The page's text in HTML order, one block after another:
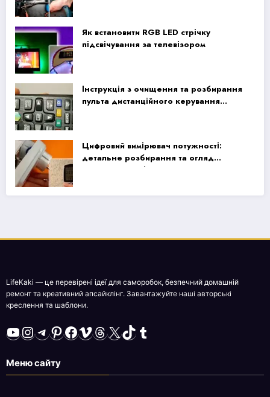
Як встановити RGB LED стрічку
підсвічування за телевізором
Інструкція з очищення та розбирання
пульта дистанційного керування
Цифровий вимірювач потужності:
детальне розбирання та огляд
продуктивності
LifeKaki — це перевірені ідеї для саморобок, безпечний домашній
ремонт та креативний апсайклінг. Завантажуйте наші авторські
креслення та шаблони.
YouTube
Instagram
Telegram
Pinterest
Facebook
Vimeo
Threads
X TikTokTumblr
Меню сайту